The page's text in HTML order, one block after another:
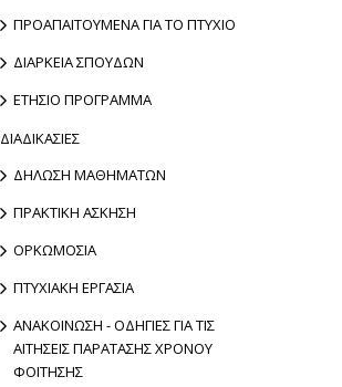
ΠΡΟΑΠΑΙΤΟΥΜΕΝΑ ΓΙΑ ΤΟ ΠΤΥΧΙΟ
ΔΙΑΡΚΕΙΑ ΣΠΟΥΔΩΝ
ΕΤΗΣΙΟ ΠΡΟΓΡΑΜΜΑ
ΔΙΑΔΙΚΑΣΙΕΣ
ΔΗΛΩΣΗ ΜΑΘΗΜΑΤΩΝ
ΠΡΑΚΤΙΚΗ ΑΣΚΗΣΗ
ΟΡΚΩΜΟΣΙΑ
ΠΤΥΧΙΑΚΗ ΕΡΓΑΣΙΑ
ΑΝΑΚΟΙΝΩΣΗ - ΟΔΗΓΙΕΣ ΓΙΑ ΤΙΣ
ΑΙΤΗΣΕΙΣ ΠΑΡΑΤΑΣΗΣ ΧΡΟΝΟΥ
ΦΟΙΤΗΣΗΣ